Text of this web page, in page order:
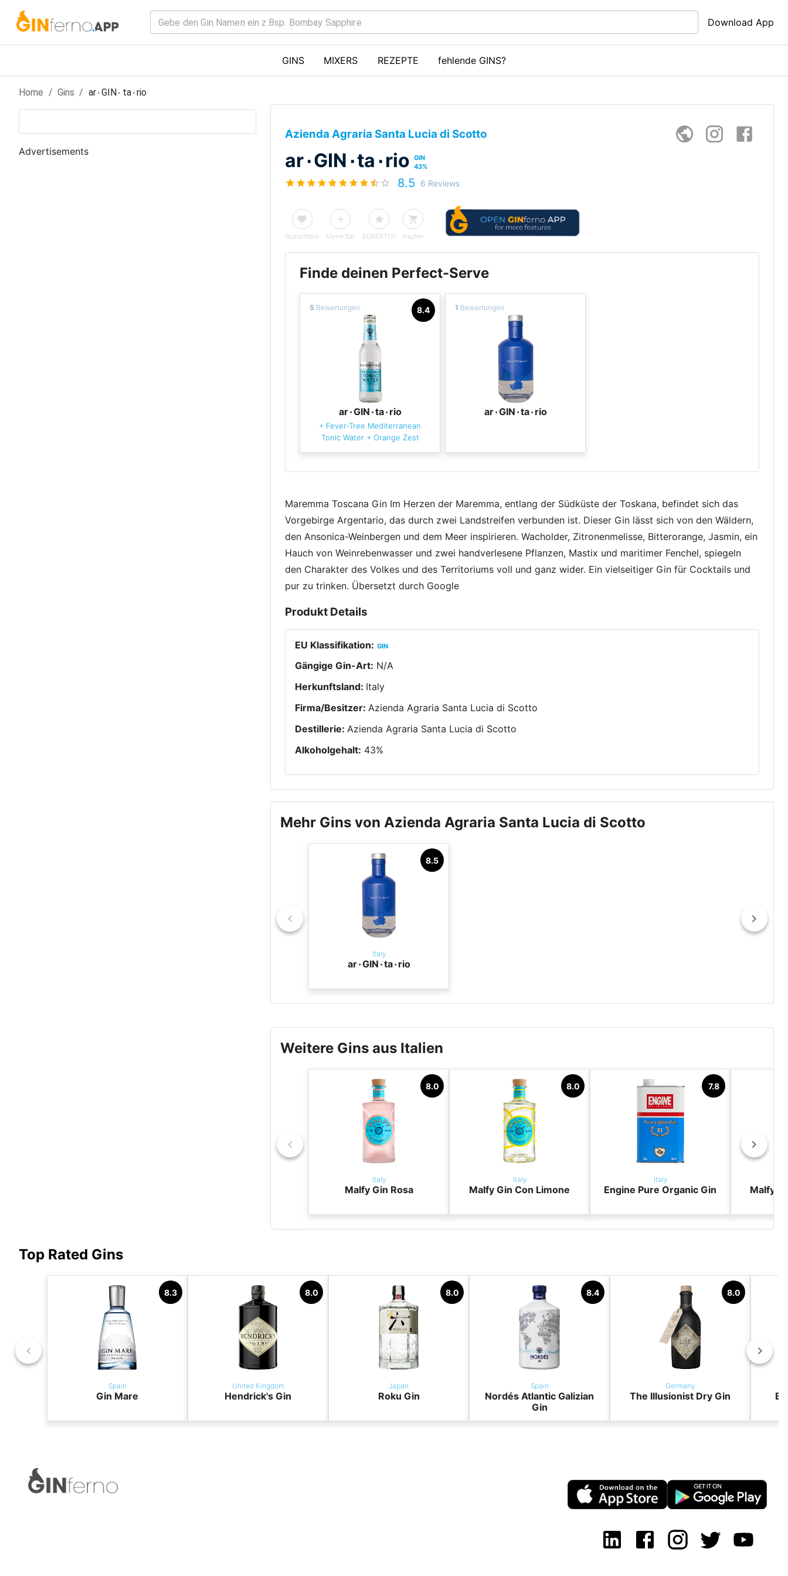
Download App
GINS MIXERS REZEPTE fehlende GINS?
Home / Gins / ar٠GIN٠ta٠rio
Advertisements
Azienda Agraria Santa Lucia di Scotto
ar٠GIN٠ta٠rio GIN
43%
8.5 6 Reviews
Wunschliste Meine Bar BEWERTEN Kaufen
Finde deinen Perfect-Serve
8.4
5 Bewertungen
ar٠GIN٠ta٠rio
+ Fever-Tree Mediterranean
Tonic Water+ Orange Zest
1 Bewertungen
ar٠GIN٠ta٠rio
Maremma Toscana Gin Im Herzen der Maremma, entlang der Südküste der Toskana, befindet sich das
Vorgebirge Argentario, das durch zwei Landstreifen verbunden ist. Dieser Gin lässt sich von den Wäldern,
den Ansonica-Weinbergen und dem Meer inspirieren. Wacholder, Zitronenmelisse, Bitterorange, Jasmin, ein
Hauch von Weinrebenwasser und zwei handverlesene Pflanzen, Mastix und maritimer Fenchel, spiegeln
den Charakter des Volkes und des Territoriums voll und ganz wider. Ein vielseitiger Gin für Cocktails und
pur zu trinken. Übersetzt durch Google
Produkt Details
EU Klassifikation: GIN
Gängige Gin-Art: N/A
Herkunftsland: Italy
Firma/Besitzer:Azienda Agraria Santa Lucia di Scotto
Destillerie:Azienda Agraria Santa Lucia di Scotto
Alkoholgehalt: 43%
Mehr Gins von Azienda Agraria Santa Lucia di Scotto
8.5
Italy
ar٠GIN٠ta٠rio
Weitere Gins aus Italien
8.0
Italy
Malfy Gin Rosa
8.0
Italy
Malfy Gin Con Limone
7.8
Italy
Engine Pure Organic Gin Malfy
Top Rated Gins
8.3
Spain
Gin Mare
8.0
United Kingdom
Hendrick's Gin
8.0
Japan
Roku Gin
8.4
Spain
Nordés Atlantic Galizian
Gin
8.0
Germany
The Illusionist Dry Gin